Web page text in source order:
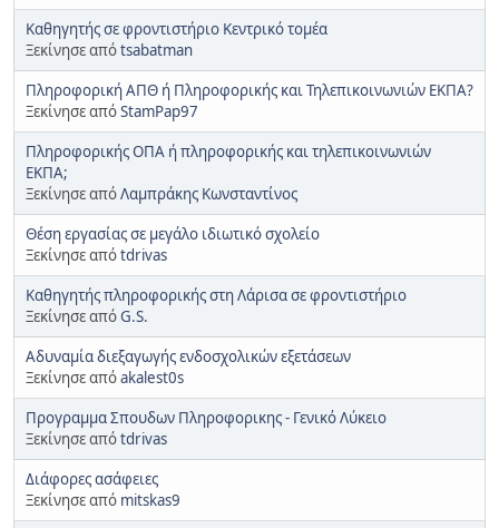
Καθηγητής σε φροντιστήριο Κεντρικό τομέα
Ξεκίνησε απόtsabatman
Πληροφορική ΑΠΘ ή Πληροφορικής και Τηλεπικοινωνιών ΕΚΠΑ?
Ξεκίνησε απόStamPap97
Πληροφορικής ΟΠΑ ή πληροφορικής και τηλεπικοινωνιών
ΕΚΠΑ;
Ξεκίνησε απόΛαμπράκης Κωνσταντίνος
Θέση εργασίας σε μεγάλο ιδιωτικό σχολείο
Ξεκίνησε απόtdrivas
Καθηγητής πληροφορικής στη Λάρισα σε φροντιστήριο
Ξεκίνησε απόG.S.
Αδυναμία διεξαγωγής ενδοσχολικών εξετάσεων
Ξεκίνησε απόakalest0s
Προγραμμα Σπουδων Πληροφορικης - Γενικό Λύκειο
Ξεκίνησε απόtdrivas
Διάφορες ασάφειες
Ξεκίνησε από mitskas9